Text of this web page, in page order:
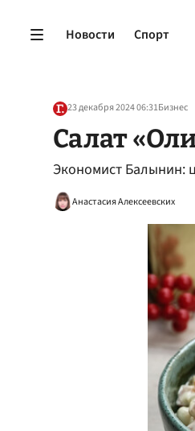
Новости Спорт
23 декабря 2024 06:31Бизнес
Салат
Экономист Балынин:
Анастасия Алексеевских